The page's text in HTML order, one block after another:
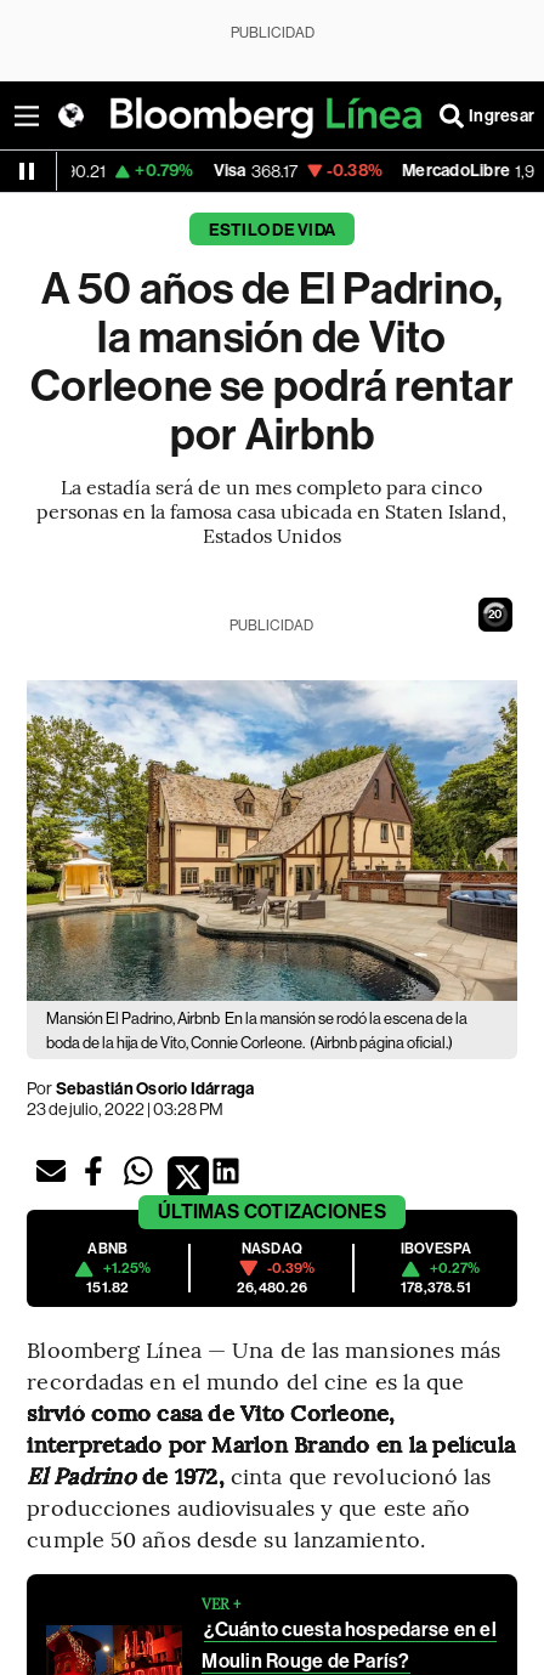
PUBLICIDAD
Ingresar
+0.79% Visa 368.17 -0.38% MercadoLibre 1,916.71 +1.41%
ESTILO DE VIDA
A 50 años de El Padrino,
la mansión de Vito
Corleone se podrá rentar
por Airbnb
La estadía será de un mes completo para cinco
personas en la famosa casa ubicada en Staten Island,
Estados Unidos
19
PUBLICIDAD
Mansión El Padrino, Airbnb En la mansión se rodó la escena de la
boda de la hija de Vito, Connie Corleone. (Airbnb página oficial.)
PorSebastián Osorio Idárraga
23 de julio, 2022 | 03:28 PM
ÚLTIMAS COTIZACIONES
ABNB
+1.25%
151.82
NASDAQ
-0.39%
26,480.26
IBOVESPA
+0.27%
178,378.51
Bloomberg Línea — Una de las mansiones más
recordadas en el mundo del cine es la que
sirvió como casa de Vito Corleone,
interpretado por Marlon Brando en la película
El Padrinode 1972,cinta que revolucionó las
producciones audiovisuales y que este año
cumple 50 años desde su lanzamiento.
VER +
¿Cuánto cuesta hospedarse en el
Moulin Rouge de París?